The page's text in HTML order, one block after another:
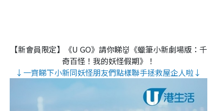
【新會員限定】《U GO》請你睇👹《蠟筆小新劇場版：千
奇百怪！我的妖怪假期》！
↓一齊睇下小新同妖怪朋友們點樣聯手拯救屋企人啦↓